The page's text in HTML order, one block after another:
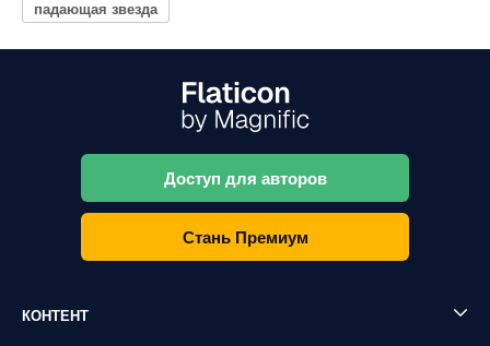
падающая звезда
Доступ для авторов
Стань Премиум
КОНТЕНТ